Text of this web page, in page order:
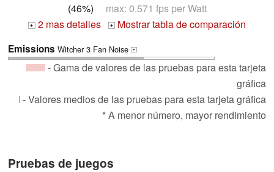
(46%) max: 0.571 fps per Watt
+ 2 mas detalles + Mostrar tabla de comparación
Emissions Witcher 3 Fan Noise +
- Gama de valores de las pruebas para esta tarjeta
gráfica
- Valores medios de las pruebas para esta tarjeta gráfica
* A menor número, mayor rendimiento
Pruebas de juegos